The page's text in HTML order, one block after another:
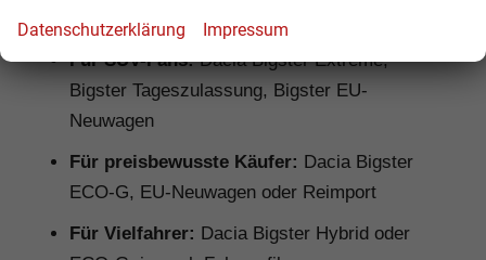
Hybrid, Bigster ECO-G
Für SUV-Fans:Dacia Bigster Extreme,
Bigster Tageszulassung, Bigster EU-
Neuwagen
Für preisbewusste Käufer: Dacia Bigster
ECO-G, EU-Neuwagen oder Reimport
Für Vielfahrer: Dacia Bigster Hybrid oder
Datenschutzerklärung Impressum